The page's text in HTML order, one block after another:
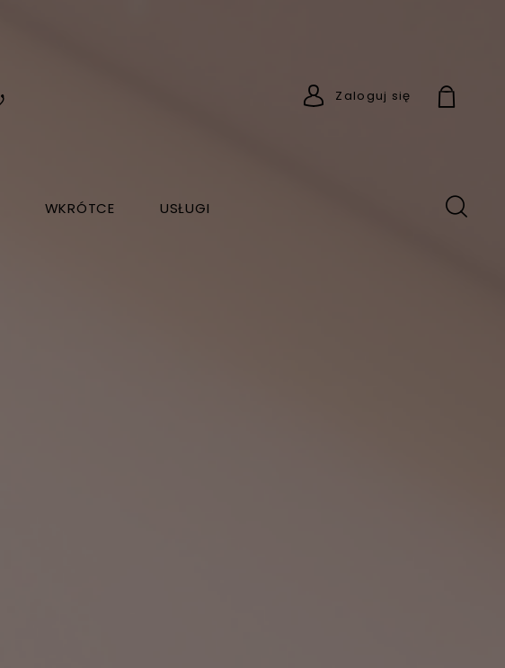
Zaloguj się
WKRÓTCE USŁUGI